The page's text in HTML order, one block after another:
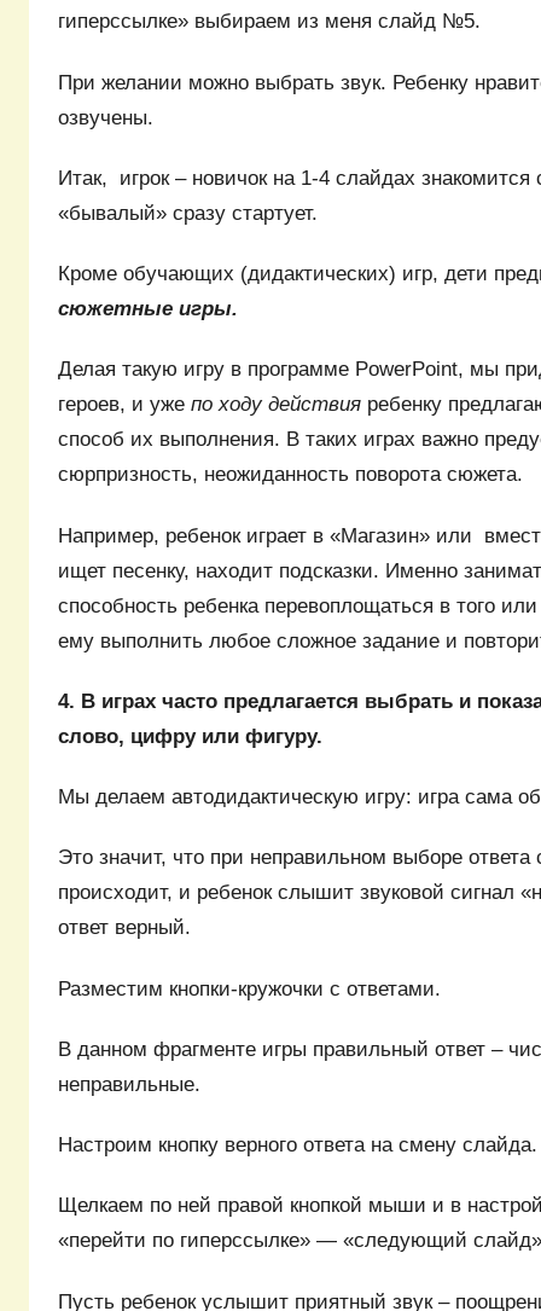
гиперссылке» выбираем из меня слайд №5.
При желании можно выбрать звук. Ребенку
озвучены.
Итак, игрок – новичок на 1-4 слайдах
«бывалый» сразу стартует.
Кроме обучающих (дидактических) игр, дети
сюжетные игры.
Делая такую игру в программе PowerPoint, мы
героев, и уже по ходу действия ребенку
способ их выполнения. В таких играх важно
сюрпризность, неожиданность поворота сюжета.
Например, ребенок играет в «Магазин» или
ищет песенку, находит подсказки. Именно
способность ребенка перевоплощаться в того
ему выполнить любое сложное задание и
4. В играх часто предлагается выбрать и
слово, цифру или фигуру.
Мы делаем автодидактическую игру: игра сама
Это значит, что при неправильном выборе
происходит, и ребенок слышит звуковой сигнал
ответ верный.
Разместим кнопки-кружочки с ответами.
В данном фрагменте игры правильный ответ –
неправильные.
Настроим кнопку верного ответа на смену слайда.
Щелкаем по ней правой кнопкой мыши и в
«перейти по гиперссылке» — «следующий
Пусть ребенок услышит приятный звук –